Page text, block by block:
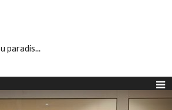
paradis...